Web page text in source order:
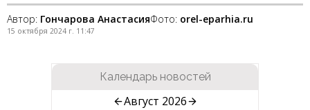
Автор: Гончарова АнастасияФото: orel-eparhia.ru
15 октября 2024 г. 11:47
Календарь новостей
Август 2026